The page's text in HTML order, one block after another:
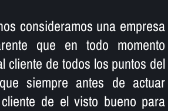
consideramos una empresa
que en todo momento
cliente de todos los puntos del
siempre antes de actuar
de el visto bueno para